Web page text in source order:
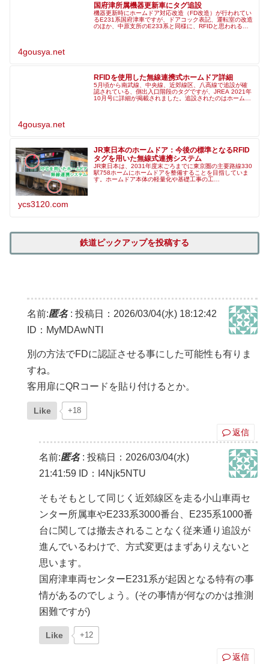
国府津所属機器更新車にタグ追設
機器更新時にホームドア対応改造（FD改造）が行われてい
るE231系国府津車ですが、ドアコック表記、運転室の改造
のほか、中原支所のE233系と同様に、RFIDと思われるタ
4gousya.net
RFIDを使用した無線連携式ホームドア詳細
5月頃から南武線、中央線、近郊線区、八高線で追設が確
認されている、側出入口階段のタグですが、JREA 2021年
10月号に詳細が掲載されました。追設されたのはホームド
4gousya.net
JR東日本のホームドア：今後の標準となるRFID
タグを用いた無線式連携システム
JR東日本は、2031年度末ごろまでに東京圏の主要路線330
駅758ホームにホームドアを整備することを目指していま
す。ホームドア本体の軽量化や基礎工事の工…
ycs3120.com
鉄道ピックアップを投稿する
名前:匿名: 投稿日：2026/03/04(水) 18:12:42
ID：MyMDAwNTI
別の方法でFDに認証させる事にした可能性も有りま
すね。
客用扉にQRコードを貼り付けるとか。
Like +18
返信
名前:匿名: 投稿日：2026/03/04(水)
21:41:59 ID：I4Njk5NTU
そもそもとして同じく近郊線区を走る小山車両セ
ンター所属車やE233系3000番台、E235系1000番
台に関しては撤去されることなく従来通り追設が
進んでいるわけで、方式変更はまずありえないと
思います。
国府津車両センターE231系が起因となる特有の事
情があるのでしょう。(その事情が何なのかは推測
困難ですが)
Like +12
返信